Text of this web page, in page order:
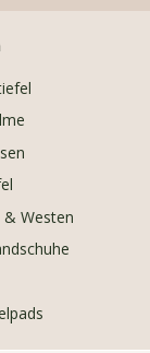
& Westen